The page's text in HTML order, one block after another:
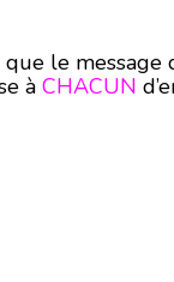
le message
à CHACUN